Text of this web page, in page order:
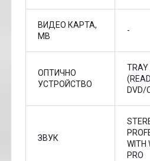
ВИДЕО КАРТА,
МВ
-
ОПТИЧНО
УСТРОЙСТВО
TRAY
DVD/
ЗВУК
WITH
PRO